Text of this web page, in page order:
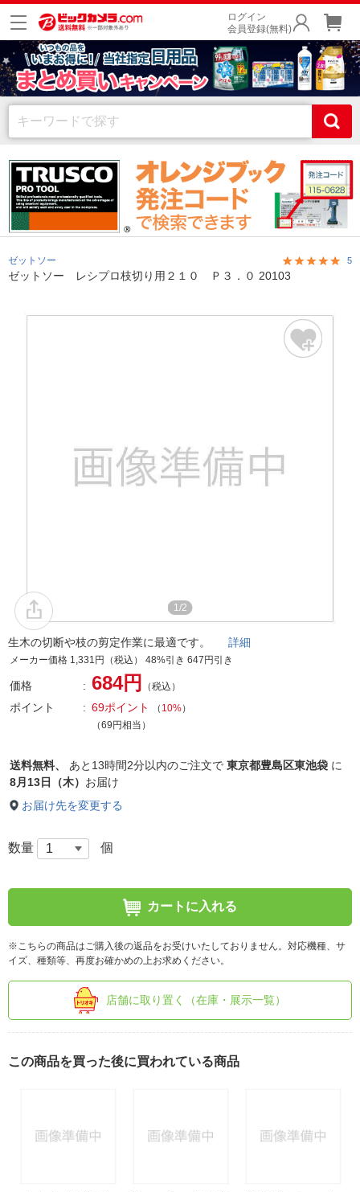
ログイン
会員登録(無料)
ゼットソー 5
ゼットソー レシプロ枝切り用２１０ Ｐ３．０ 20103
1/2
生木の切断や枝の剪定作業に最適です。 詳細
メーカー価格 1,331円（税込） 48%引き 647円引き
価格 684円 （税込）
ポイント 69ポイント （ 10%）
（69円相当）
送料無料、 あと 13時間2分以内のご注文で 東京都豊島区東池袋 に
8月13日（木） お届け
お届け先を変更する
数量 個
カートに入れる
※こちらの商品はご購入後の返品をお受けいたしておりません。対応機種、サ
イズ、種類等、再度お確かめの上お求めください。
店舗に取り置く（在庫・展示一覧）
この商品を買った後に買われている商品